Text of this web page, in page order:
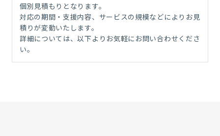
個別見積もりとなります。
対応の期間・支援内容、サービスの規模などによりお見
積りが変動いたします。
詳細については、以下よりお気軽にお問い合わせくださ
い。